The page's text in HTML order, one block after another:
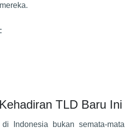
TLD Baru Ini
Indonesia bukan semata-mata